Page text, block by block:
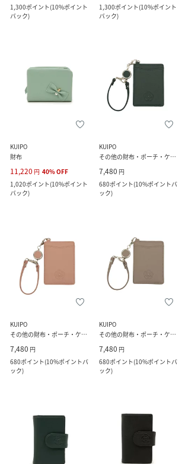
1,300ポイント(10%ポイント
バック)
1,300ポイント(10%ポイント
バック)
KUIPO
財布
11,220 円 40%OFF
1,020ポイント(10%ポイント
バック)
KUIPO
その他の財布・ポーチ・ケース
7,480 円
680ポイント(10%ポイントバ
ック)
KUIPO
その他の財布・ポーチ・ケース
7,480 円
680ポイント(10%ポイントバ
ック)
KUIPO
その他の財布・ポーチ・ケース
7,480 円
680ポイント(10%ポイントバ
ック)